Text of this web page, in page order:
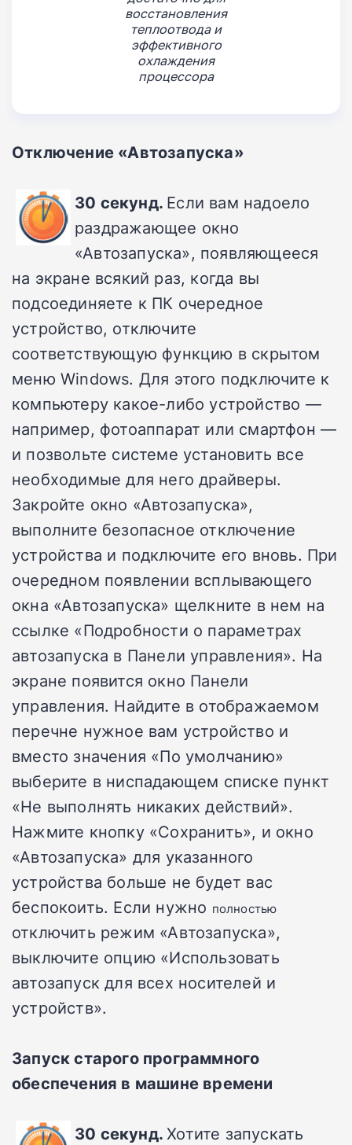
восстановления
теплоотвода и
эффективного
охлаждения
процессора
Отключение «Автозапуска»
30 секунд. Если вам надоело
раздражающее окно
«Автозапуска», появляющееся
на экране всякий раз, когда вы
подсоединяете к ПК очередное
устройство, отключите
соответствующую функцию в скрытом
меню Windows. Для этого подключите к
компьютеру какое-либо устройство —
например, фотоаппарат или смартфон —
и позвольте системе установить все
необходимые для него драйверы.
Закройте окно «Автозапуска»,
выполните безопасное отключение
устройства и подключите его вновь. При
очередном появлении всплывающего
окна «Автозапуска» щелкните в нем на
ссылке «Подробности о параметрах
автозапуска в Панели управления». На
экране появится окно Панели
управления. Найдите в отображаемом
перечне нужное вам устройство и
вместо значения «По умолчанию»
выберите в ниспадающем списке пункт
«Не выполнять никаких действий».
Нажмите кнопку «Сохранить», и окно
«Автозапуска» для указанного
устройства больше не будет вас
беспокоить. Если нужно полностью
отключить режим «Автозапуска»,
выключите опцию «Использовать
автозапуск для всех носителей и
устройств».
Запуск старого программного
обеспечения в машине времени
30 секунд.Хотите запускать